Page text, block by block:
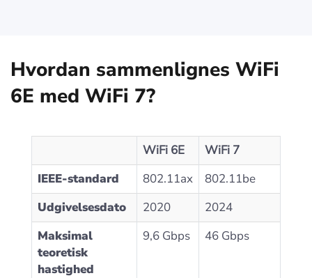
Hvordan sammenlignes WiFi
6E med WiFi 7?
WiFi 6E
WiFi 7
IEEE-standard
802.11ax
802.11be
Udgivelsesdato
2020
2024
Maksimal
teoretisk
hastighed
9,6 Gbps 46 Gbps